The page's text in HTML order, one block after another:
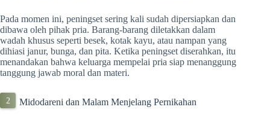
Pada momen ini, peningset sering kali sudah dipersiapkan dan
dibawa oleh pihak pria. Barang-barang diletakkan dalam
wadah khusus seperti besek, kotak kayu, atau nampan yang
dihiasi janur, bunga, dan pita. Ketika peningset diserahkan, itu
menandakan bahwa keluarga mempelai pria siap menanggung
tanggung jawab moral dan materi.
Midodareni dan Malam Menjelang Pernikahan